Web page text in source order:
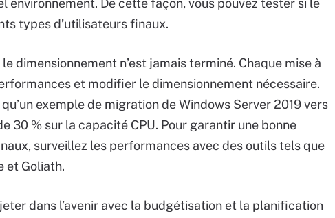
environnement. De cette façon, vous pouvez tester si le
types d’utilisateurs finaux.
dimensionnement n’est jamais terminé. Chaque mise à
et modifier le dimensionnement nécessaire.
qu’un exemple de migration de Windows Server 2019 vers
30 % sur la capacité CPU. Pour garantir une bonne
surveillez les performances avec des outils tels que
et Goliath.
dans l’avenir avec la budgétisation et la planification